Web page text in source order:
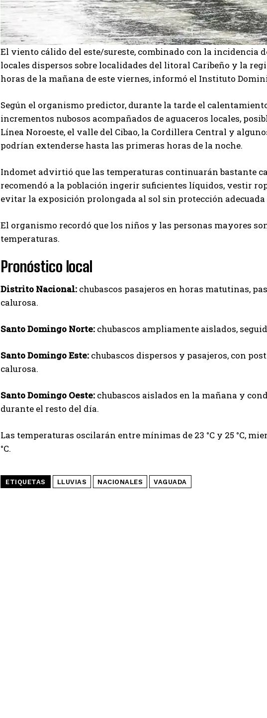
El viento cálido del este/sureste, combinado con la incidencia
locales dispersos sobre localidades del litoral Caribeño y la
horas de la mañana de este viernes, informó el Instituto
Según el organismo predictor, durante la tarde el
incrementos nubosos acompañados de aguaceros locales,
Línea Noroeste, el valle del Cibao, la Cordillera Central y
podrían extenderse hasta las primeras horas de la noche.
Indomet advirtió que las temperaturas continuarán bastante
recomendó a la población ingerir suficientes líquidos, vestir
evitar la exposición prolongada al sol sin protección
El organismo recordó que los niños y las personas mayores
temperaturas.
Pronóstico local
Distrito Nacional: chubascos pasajeros en horas matutinas,
calurosa.
Santo Domingo Norte: chubascos ampliamente aislados,
Santo Domingo Este: chubascos dispersos y pasajeros, con
calurosa.
Santo Domingo Oeste: chubascos aislados en la mañana y
durante el resto del día.
Las temperaturas oscilarán entre mínimas de 23 °C y 25 °C,
°C.
ETIQUETAS LLUVIAS NACIONALES VAGUADA